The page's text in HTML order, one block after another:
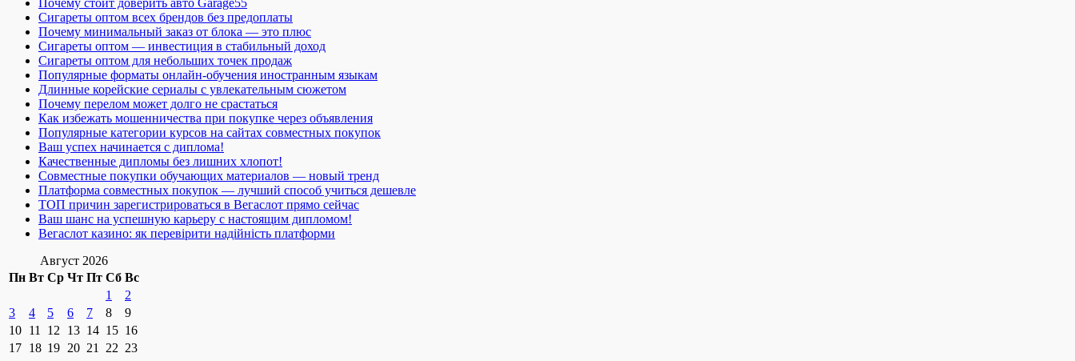
Сигареты оптом всех брендов без предоплаты
Почему минимальный заказ от блока — это плюс
Сигареты оптом — инвестиция в стабильный доход
Сигареты оптом для небольших точек продаж
Популярные форматы онлайн-обучения иностранным языкам
Длинные корейские сериалы с увлекательным сюжетом
Почему перелом может долго не срастаться
Как избежать мошенничества при покупке через объявления
Популярные категории курсов на сайтах совместных покупок
Ваш успех начинается с диплома!
Качественные дипломы без лишних хлопот!
Совместные покупки обучающих материалов — новый тренд
Платформа совместных покупок — лучший способ учиться дешевле
ТОП причин зарегистрироваться в Вегаслот прямо сейчас
Ваш шанс на успешную карьеру с настоящим дипломом!
Вегаслот казино: як перевірити надійність платформи
Август 2026
Пн Вт Ср Чт Пт Сб Вс
1
2
3
4 5 6 7 8
9
10 11 12 13 14 15 16
17 18 19 20 21 22 23